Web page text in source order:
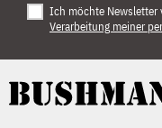
Ich möchte Newsletter
Verarbeitung meiner